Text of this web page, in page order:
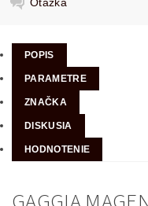
POPIS
PARAMETRE
ZNAČKA
DISKUSIA
HODNOTENIE